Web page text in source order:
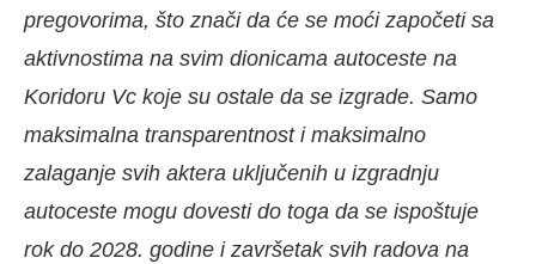
pregovorima, što znači da će se moći započeti sa
aktivnostima na svim dionicama autoceste na
Koridoru Vc koje su ostale da se izgrade. Samo
maksimalna transparentnost i maksimalno
zalaganje svih aktera uključenih u izgradnju
autoceste mogu dovesti do toga da se ispoštuje
rok do 2028. godine i završetak svih radova na